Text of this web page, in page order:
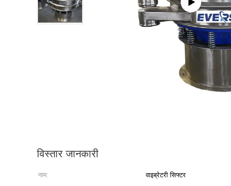
विस्तार जानकारी
नाम: वाइब्रेटरी सिफ्टर